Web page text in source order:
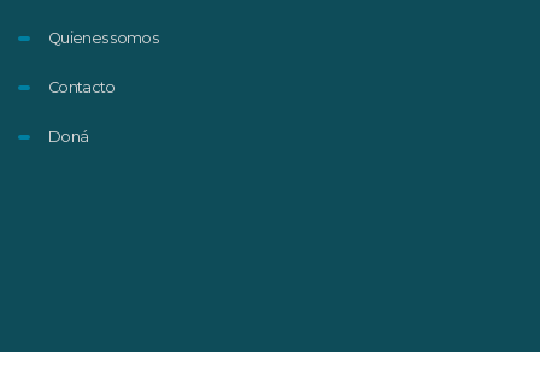
Quienes somos
Contacto
Doná